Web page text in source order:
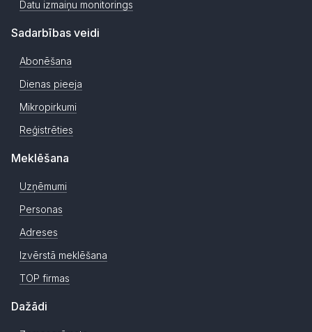
Datu izmaiņu monitorings
Sadarbības veidi
Abonēšana
Dienas pieeja
Mikropirkumi
Reģistrēties
Meklēšana
Uzņēmumi
Personas
Adreses
Izvērstā meklēšana
TOP firmas
Dažādi